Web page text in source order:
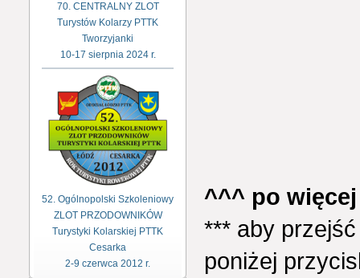
70. CENTRALNY ZLOT
Turystów Kolarzy PTTK
Tworzyjanki
10-17 sierpnia 2024 r.
52. Ogólnopolski Szkoleniowy
ZLOT PRZODOWNIKÓW
Turystyki Kolarskiej PTTK
Cesarka
2-9 czerwca 2012 r.
^^^ po
*** aby
poniżej